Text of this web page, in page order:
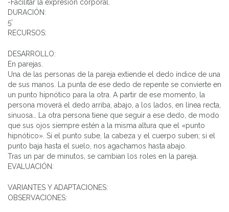
-Facilitar la expresión corporal.
DURACIÓN:
5’
RECURSOS:
DESARROLLO:
En parejas.
Una de las personas de la pareja extiende el dedo índice de una
de sus manos. La punta de ese dedo de repente se convierte en
un punto hipnótico para la otra. A partir de ese momento, la
persona moverá el dedo arriba, abajo, a los lados, en línea recta,
sinuosa… La otra persona tiene que seguir a ese dedo, de modo
que sus ojos siempre estén a la misma altura que el «punto
hipnótico». Si el punto sube, la cabeza y el cuerpo suben; si el
punto baja hasta el suelo, nos agachamos hasta abajo.
Tras un par de minutos, se cambian los roles en la pareja.
EVALUACIÓN:
VARIANTES Y ADAPTACIONES:
OBSERVACIONES: